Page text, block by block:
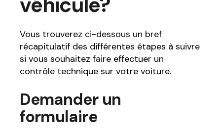
Vous trouverez ci-dessous un bref
récapitulatif des différentes étapes à suivre
si vous souhaitez faire effectuer un
contrôle technique sur votre voiture.
Demander un
formulaire